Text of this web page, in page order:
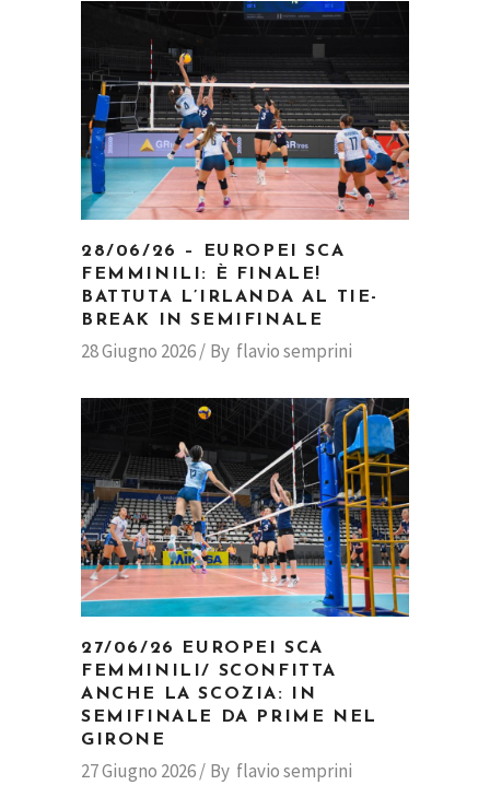
28/06/26 – EUROPEI SCA
FEMMINILI: È FINALE!
BATTUTA L’IRLANDA AL TIE-
BREAK IN SEMIFINALE
28 Giugno 2026 By flavio semprini
27/06/26 EUROPEI SCA
FEMMINILI/ SCONFITTA
ANCHE LA SCOZIA: IN
SEMIFINALE DA PRIME NEL
GIRONE
27 Giugno 2026 By flavio semprini